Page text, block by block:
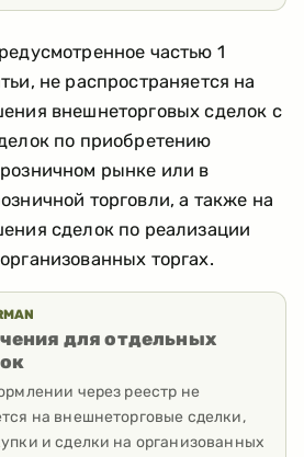
частью 1
не распространяется на
внешнеторговых сделок с
по приобретению
рынке или в
торговли, а также на
сделок по реализации
торгах.
для отдельных
через реестр не
на внешнеторговые сделки,
и сделки на организованных